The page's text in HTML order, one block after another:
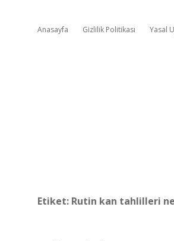
Anasayfa Gizlilik Politikası Yasal
Etiket: Rutin kan tahlilleri